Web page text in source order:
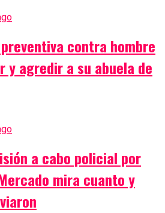
contra hombre
y agredir a su abuela de
a cabo policial por
mira cuanto y